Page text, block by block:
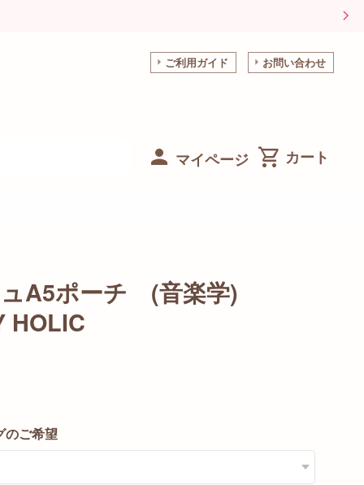
ご利用ガイド お問い合わせ
マイページ
A5ポーチ (音楽学)
HOLIC
ご希望